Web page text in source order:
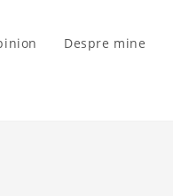
Despre mine